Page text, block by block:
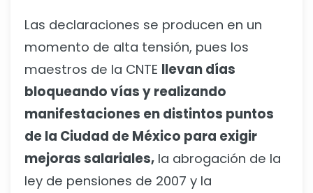
Las declaraciones se producen en un
momento de alta tensión, pues los
maestros de la CNTE llevan días
bloqueando vías y realizando
manifestaciones en distintos puntos
de la Ciudad de México para exigir
mejoras salariales, la abrogación de la
ley de pensiones de 2007 y la